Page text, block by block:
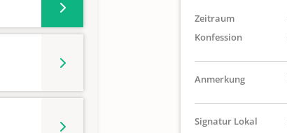
Zeitraum
Konfession
Anmerkung
Signatur Lokal